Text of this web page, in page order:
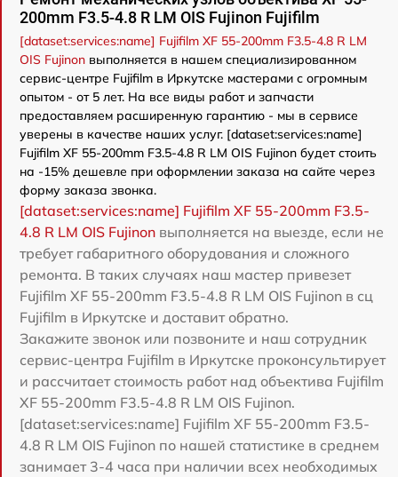
200mm F3.5-4.8 R LM OIS Fujinon Fujifilm
[dataset:services:name] Fujifilm XF 55-200mm F3.5-4.8 R LM
OIS Fujinon выполняется в нашем специализированном
сервис-центре Fujifilm в Иркутске мастерами с огромным
опытом - от 5 лет. На все виды работ и запчасти
предоставляем расширенную гарантию - мы в сервисе
уверены в качестве наших услуг. [dataset:services:name]
Fujifilm XF 55-200mm F3.5-4.8 R LM OIS Fujinon будет стоить
на -15% дешевле при оформлении заказа на сайте через
форму заказа звонка.
[dataset:services:name] Fujifilm XF 55-200mm F3.5-
4.8 R LM OIS Fujinon выполняется на выезде, если не
требует габаритного оборудования и сложного
ремонта. В таких случаях наш мастер привезет
Fujifilm XF 55-200mm F3.5-4.8 R LM OIS Fujinon в сц
Fujifilm в Иркутске и доставит обратно.
Закажите звонок или позвоните и наш сотрудник
сервис-центра Fujifilm в Иркутске проконсультирует
и рассчитает стоимость работ над объектива Fujifilm
XF 55-200mm F3.5-4.8 R LM OIS Fujinon.
[dataset:services:name] Fujifilm XF 55-200mm F3.5-
4.8 R LM OIS Fujinon по нашей статистике в среднем
занимает 3-4 часа при наличии всех необходимых